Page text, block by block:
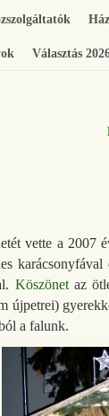
Választás
vette a 2007
Köszönetaz
újpetrei)
a falunk.